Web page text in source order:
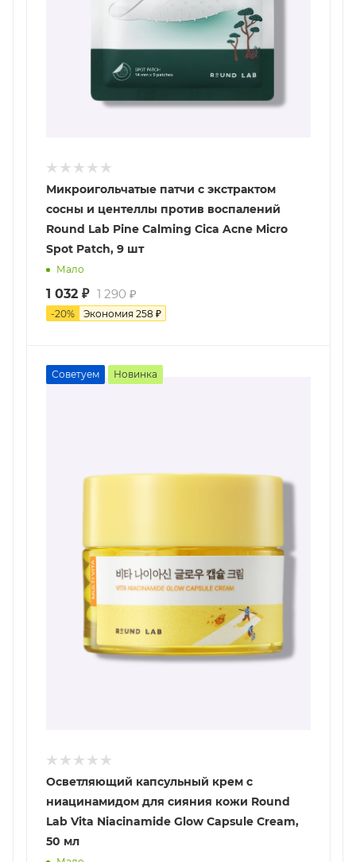
Микроигольчатые патчи с экстрактом
сосны и центеллы против воспалений
Round Lab Pine Calming Cica Acne Micro
Spot Patch, 9 шт
Мало
1 032 ₽ 1 290 ₽
-20% Экономия 258 ₽
Советуем Новинка
Осветляющий капсульный крем с
ниацинамидом для сияния кожи Round
Lab Vita Niacinamide Glow Capsule Cream,
50 мл